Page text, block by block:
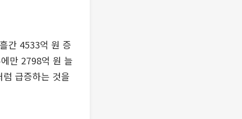
간 4533억 원 증
만 2798억 원 늘
급증하는 것을